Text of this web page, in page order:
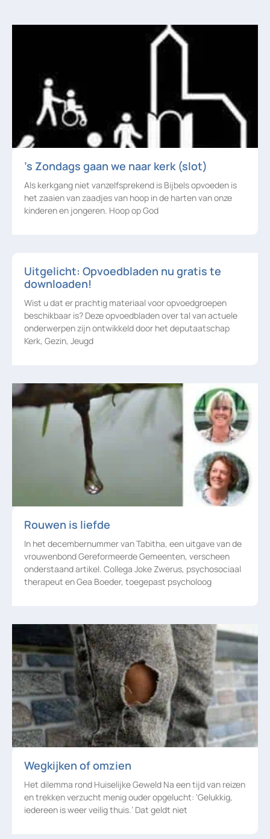
’s Zondags gaan we naar kerk (slot)
Als kerkgang niet vanzelfsprekend is Bijbels opvoeden is
het zaaien van zaadjes van hoop in de harten van onze
kinderen en jongeren. Hoop op God
Uitgelicht: Opvoedbladen nu gratis te
downloaden!
Wist u dat er prachtig materiaal voor opvoedgroepen
beschikbaar is? Deze opvoedbladen over tal van actuele
onderwerpen zijn ontwikkeld door het deputaatschap
Kerk, Gezin, Jeugd
Rouwen is liefde
In het decembernummer van Tabitha, een uitgave van de
vrouwenbond Gereformeerde Gemeenten, verscheen
onderstaand artikel. Collega Joke Zwerus, psychosociaal
therapeut en Gea Boeder, toegepast psycholoog
Wegkijken of omzien
Het dilemma rond Huiselijke Geweld Na een tijd van reizen
en trekken verzucht menig ouder opgelucht: ‘Gelukkig,
iedereen is weer veilig thuis.’ Dat geldt niet